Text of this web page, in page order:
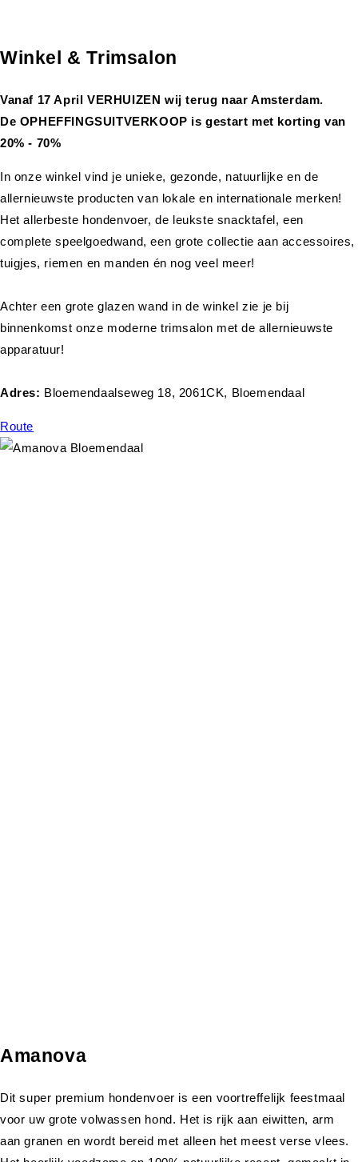
Winkel & Trimsalon
Vanaf 17 April VERHUIZEN wij terug naar Amsterdam.
De OPHEFFINGSUITVERKOOP is gestart met korting van
20% - 70%
In onze winkel vind je unieke, gezonde, natuurlijke en de
allernieuwste producten van lokale en internationale merken!
Het allerbeste hondenvoer, de leukste snacktafel, een
complete speelgoedwand, een grote collectie aan accessoires,
tuigjes, riemen en manden én nog veel meer!
Achter een grote glazen wand in de winkel zie je bij
binnenkomst onze moderne trimsalon met de allernieuwste
apparatuur!
Adres: Bloemendaalseweg 18, 2061CK, Bloemendaal
Route
Amanova
Dit super premium hondenvoer is een voortreffelijk feestmaal
voor uw grote volwassen hond. Het is rijk aan eiwitten, arm
aan granen en wordt bereid met alleen het meest verse vlees.